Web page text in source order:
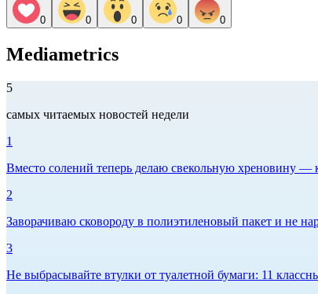
0 0 0 0 0
Mediametrics
5
самых читаемых новостей недели
1
Вместо солений теперь делаю свекольную хреновину —
2
Заворачиваю сковороду в полиэтиленовый пакет и не
3
Не выбрасывайте втулки от туалетной бумаги: 11